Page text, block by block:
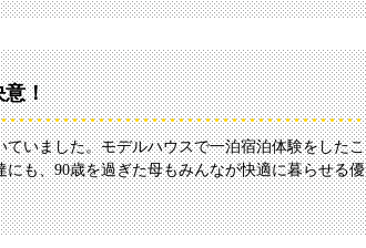
意！
いました。モデルハウスで一泊宿泊体験をしたこ
も、90歳を過ぎた母もみんなが快適に暮らせる優